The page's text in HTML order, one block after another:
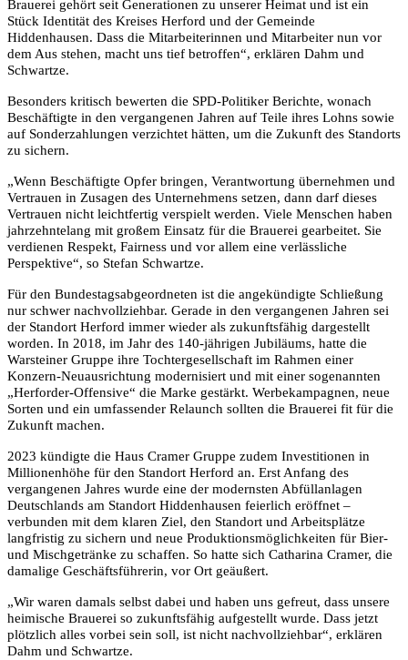
Brauerei gehört seit Generationen zu unserer Heimat und ist ein
Stück Identität des Kreises Herford und der Gemeinde
Hiddenhausen. Dass die Mitarbeiterinnen und Mitarbeiter nun vor
dem Aus stehen, macht uns tief betroffen“, erklären Dahm und
Schwartze.
Besonders kritisch bewerten die SPD-Politiker Berichte, wonach
Beschäftigte in den vergangenen Jahren auf Teile ihres Lohns sowie
auf Sonderzahlungen verzichtet hätten, um die Zukunft des Standorts
zu sichern.
„Wenn Beschäftigte Opfer bringen, Verantwortung übernehmen und
Vertrauen in Zusagen des Unternehmens setzen, dann darf dieses
Vertrauen nicht leichtfertig verspielt werden. Viele Menschen haben
jahrzehntelang mit großem Einsatz für die Brauerei gearbeitet. Sie
verdienen Respekt, Fairness und vor allem eine verlässliche
Perspektive“, so Stefan Schwartze.
Für den Bundestagsabgeordneten ist die angekündigte Schließung
nur schwer nachvollziehbar. Gerade in den vergangenen Jahren sei
der Standort Herford immer wieder als zukunftsfähig dargestellt
worden. In 2018, im Jahr des 140-jährigen Jubiläums, hatte die
Warsteiner Gruppe ihre Tochtergesellschaft im Rahmen einer
Konzern-Neuausrichtung modernisiert und mit einer sogenannten
„Herforder-Offensive“ die Marke gestärkt. Werbekampagnen, neue
Sorten und ein umfassender Relaunch sollten die Brauerei fit für die
Zukunft machen.
2023 kündigte die Haus Cramer Gruppe zudem Investitionen in
Millionenhöhe für den Standort Herford an. Erst Anfang des
vergangenen Jahres wurde eine der modernsten Abfüllanlagen
Deutschlands am Standort Hiddenhausen feierlich eröffnet –
verbunden mit dem klaren Ziel, den Standort und Arbeitsplätze
langfristig zu sichern und neue Produktionsmöglichkeiten für Bier-
und Mischgetränke zu schaffen. So hatte sich Catharina Cramer, die
damalige Geschäftsführerin, vor Ort geäußert.
„Wir waren damals selbst dabei und haben uns gefreut, dass unsere
heimische Brauerei so zukunftsfähig aufgestellt wurde. Dass jetzt
plötzlich alles vorbei sein soll, ist nicht nachvollziehbar“, erklären
Dahm und Schwartze.